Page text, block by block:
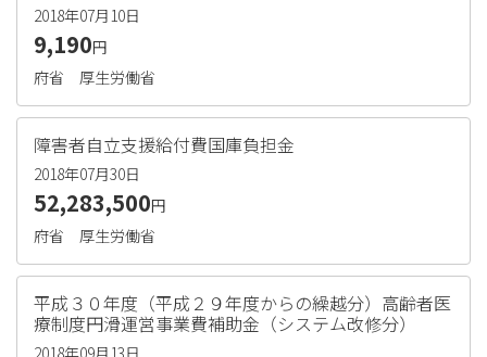
2018年07月10日
9,190円
府省
厚生労働省
障害者自立支援給付費国庫負担金
2018年07月30日
52,283,500円
府省
厚生労働省
平成３０年度（平成２９年度からの繰越分）高齢者医
療制度円滑運営事業費補助金（システム改修分）
2018年09月13日